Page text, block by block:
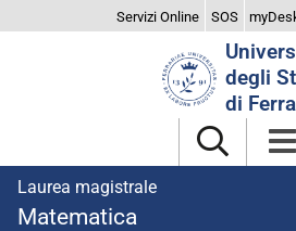
Servizi Online SOS
degli
di
Laurea magistrale
Matematica